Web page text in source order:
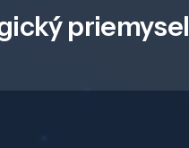
priemysel